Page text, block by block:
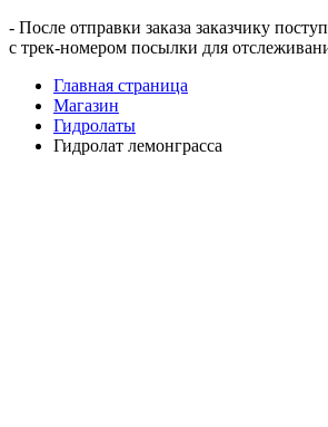
- После отправки заказа заказчику
с трек-номером посылки для
Главная страница
Магазин
Гидролаты
Гидролат лемонграсса